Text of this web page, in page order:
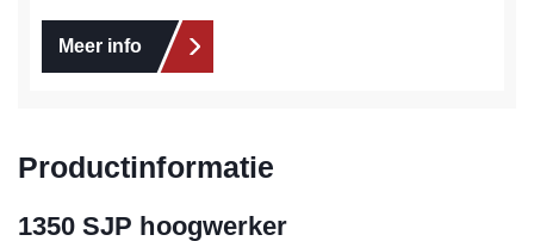
Meer info
Productinformatie
1350 SJP hoogwerker